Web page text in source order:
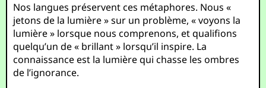
Nos langues préservent ces métaphores. Nous «
jetons de la lumière » sur un problème, « voyons la
lumière » lorsque nous comprenons, et qualifions
quelqu’un de « brillant » lorsqu’il inspire. La
connaissance est la lumière qui chasse les ombres
de l’ignorance.